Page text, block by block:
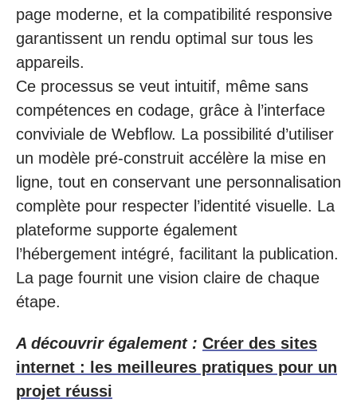
page moderne, et la compatibilité responsive
garantissent un rendu optimal sur tous les
appareils.
Ce processus se veut intuitif, même sans
compétences en codage, grâce à l’interface
conviviale de Webflow. La possibilité d’utiliser
un modèle pré-construit accélère la mise en
ligne, tout en conservant une personnalisation
complète pour respecter l’identité visuelle. La
plateforme supporte également
l’hébergement intégré, facilitant la publication.
La page fournit une vision claire de chaque
étape.
A découvrir également : Créer des sites
internet : les meilleures pratiques pour un
projet réussi